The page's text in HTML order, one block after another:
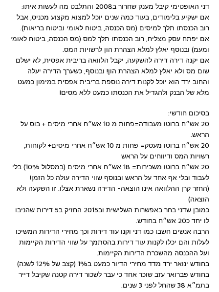
דני האופטימי קיבל מענק שחרור ב2008 והתלבט מה לעשות איתו:
אם ישקיע בלימודים, בעוד כמה שנים יוכל למצוא מקצוע מכניס, אבל
רוב הכנסתו תלך למיסים (מס הכנסה, ביטוח לאומי וביטוח בריאות).
אם יפתח עסק מצליח, רוב הכנסתו תלך למס (מס הכנסה, ביטוח לאומי
ומעמ) ובנוסף יאלץ למלא הצהרת הון לרשויות המס.
אם יקנה דירה דירה להשקעה, יקבל הלוואה בריבית אפסית, לא ישלם
שום מס ולא יאלץ למלא הצהרת הון! ובנוסף, כשערך הדירה יעלה
והחוב ירד הוא יוכל לקנות דירה נוספת בריבית אפסית במימון כמעט
מלא של הבנק ולהגדיל את הכנסתו כמעט ללא מסים!
בסיכום חודשי:
20 אש״ח ברוטו מעבודה=פחות מ 10 אש״ח אחרי מיסים + בוס על
הראש.
20 אש״ח ברוטו מעסק= פחות מ 10 אש״ח אחרי מיסים+ לקוחות,
רשויות המס ודיווחים על הראש
20 אש״ח ברוטו משכירות= 18 אש״ח אחרי מיסים (במסלול 10%) בלי
לעבוד ובלי אף אחד על הראש ובנוסף שווי הדירה עולה כל הזמן!
(החזר קרן ההלוואה אינו הוצאה- הדירה נשארת אצלו. זו השקעה ולא
הוצאה)
כמובן שדני בחר באפשרות השלישית וב2015 החזיק ב5 דירות שהניבו
לו יחד כ20 אש״ח בחודש.
הרבה אנשים חשבו כמו דני וקנו עוד דירות וכך מחירי הדירות המשיכו
לעלות והם יכלו לקנות עוד דירות בהסתמך על שווי הדירות הקיימות
ועל ההכנסה מהשכרת הדירות הקיימות.
בחודש ינואר ירד מדד מחירי הדיור כמעט ב1% (קצב של 12% לשנה)
בחודש פברואר עזב שוכר אחד כי עבר לשכור דירה קטנה שקיבל דייר
בתמ״א 38 שהחל לפני 3 שנים.